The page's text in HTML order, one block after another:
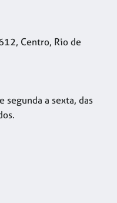
Centro, Rio de
segunda a sexta, das